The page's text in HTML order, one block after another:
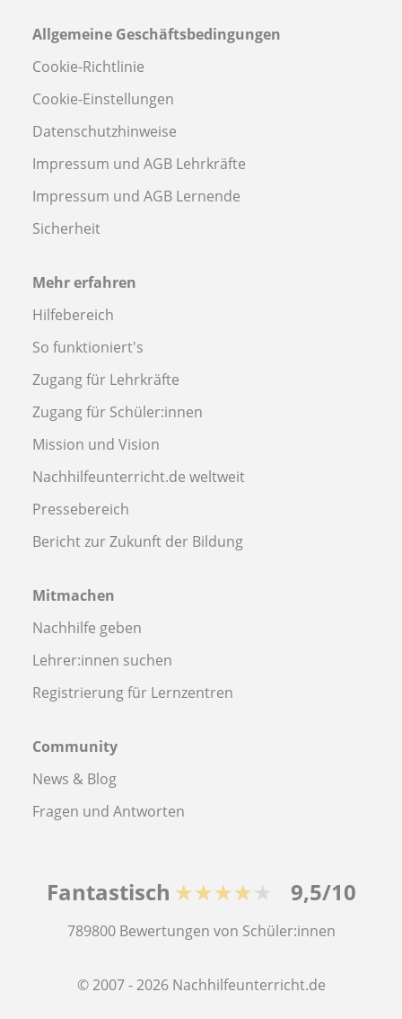
Allgemeine Geschäftsbedingungen
Cookie-Richtlinie
Cookie-Einstellungen
Datenschutzhinweise
Impressum und AGB Lehrkräfte
Impressum und AGB Lernende
Sicherheit
Mehr erfahren
Hilfebereich
So funktioniert's
Zugang für Lehrkräfte
Zugang für Schüler:innen
Mission und Vision
Nachhilfeunterricht.de weltweit
Pressebereich
Bericht zur Zukunft der Bildung
Mitmachen
Nachhilfe geben
Lehrer:innen suchen
Registrierung für Lernzentren
Community
News & Blog
Fragen und Antworten
Fantastisch ★★★★★ 9,5/10
789800 Bewertungen von Schüler:innen
© 2007 - 2026 Nachhilfeunterricht.de